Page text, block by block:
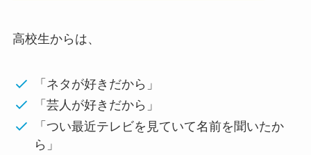
高校生からは、
「ネタが好きだから」
「芸人が好きだから」
「つい最近テレビを見ていて名前を聞いたか
ら」